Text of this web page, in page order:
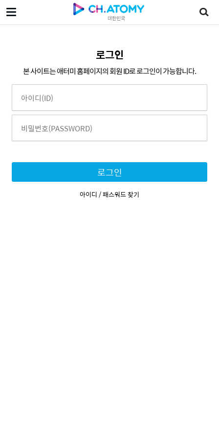
대한민국
로그인
본 사이트는 애터미 홈페이지의 회원 ID로 로그인이 가능합니다.
로그인
아이디 / 패스워드 찾기